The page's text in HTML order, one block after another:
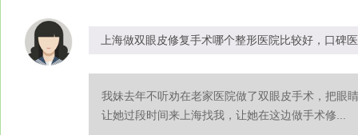
上海做双眼皮修复手术哪个整形医院比较好，口碑
我妹去年不听劝在老家医院做了双眼皮手术，把眼
让她过段时间来上海找我，让她在这边做手术修...